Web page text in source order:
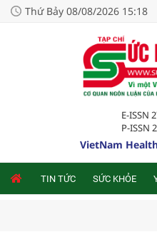
Thứ Bảy 08/08/2026 15:18
E-ISSN
P-ISSN
VietNam
TIN TỨC SỨC KHỎE